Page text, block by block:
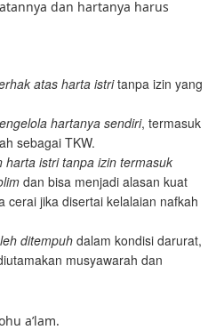
dan hartanya harus
atas harta istritanpa izin yang
hartanya sendiri, termasuk
sebagai TKW.
harta istri tanpa izin termasuk
dan bisa menjadi alasan kuat
cerai jika disertai kelalaian nafkah
ditempuh dalam kondisi darurat,
musyawarah dan
a’lam.